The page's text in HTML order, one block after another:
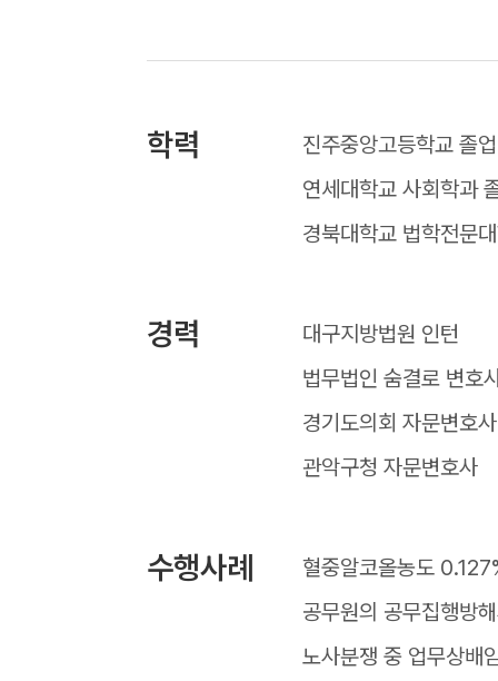
학력
진주중앙고등학교 졸업
연세대학교 사회학과
경북대학교 법학전문
경력
대구지방법원 인턴
법무법인 숨결로 변호
경기도의회 자문변호사
관악구청 자문변호사
수행사례
혈중알코올농도
공무원의 공무집행방
노사분쟁 중 업무상배